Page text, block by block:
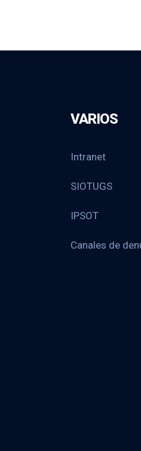
VARIOS
Intranet
SIOTUGS
IPSOT
Canales de